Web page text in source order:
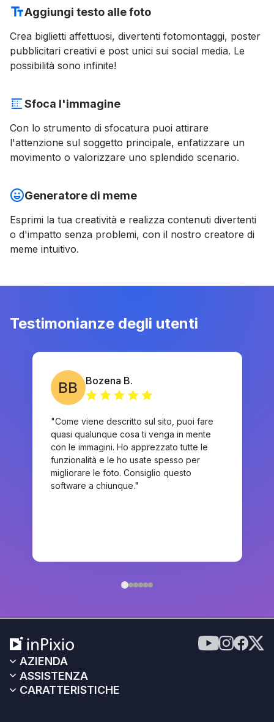
Aggiungi testo alle foto
Crea biglietti affettuosi, divertenti fotomontaggi, poster
pubblicitari creativi e post unici sui social media. Le
possibilità sono infinite!
Sfoca l'immagine
Con lo strumento di sfocatura puoi attirare
l'attenzione sul soggetto principale, enfatizzare un
movimento o valorizzare uno splendido scenario.
Generatore di meme
Esprimi la tua creatività e realizza contenuti divertenti
o d'impatto senza problemi, con il nostro creatore di
meme intuitivo.
Testimonianze degli utenti
BB Bozena B.
"Come viene descritto sul sito, puoi fare
quasi qualunque cosa ti venga in mente
con le immagini. Ho apprezzato tutte le
funzionalità e le ho usate spesso per
migliorare le foto. Consiglio questo
software a chiunque."
AZIENDA
ASSISTENZA
CARATTERISTICHE